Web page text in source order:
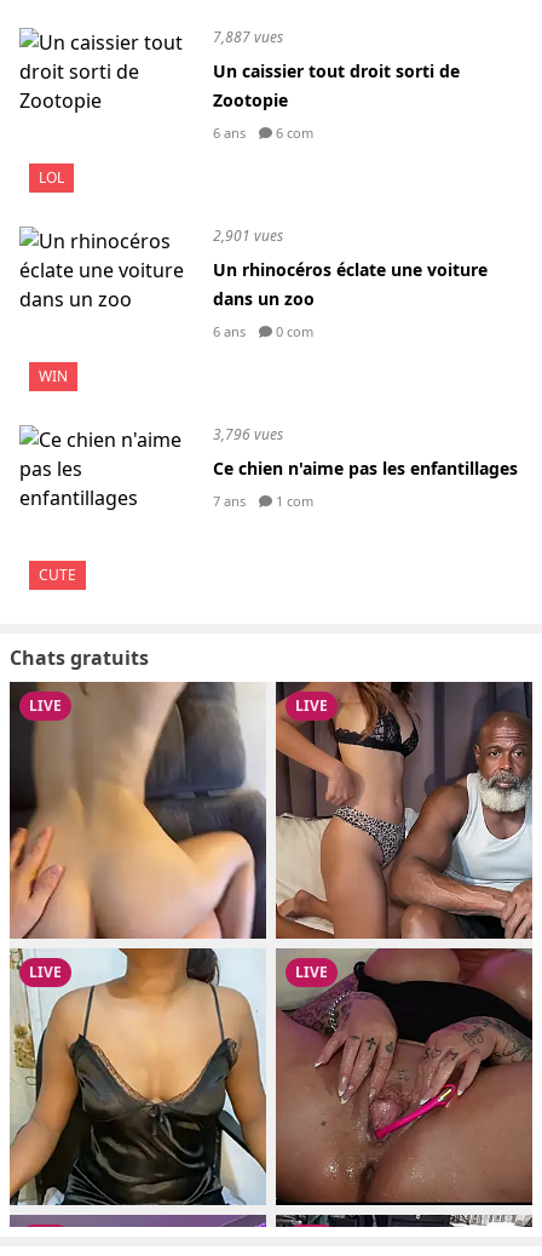
LOL
7,887 vues
Un caissier tout droit sorti de
Zootopie
6 ans 6 com
WIN
2,901 vues
Un rhinocéros éclate une voiture
dans un zoo
6 ans 0 com
CUTE
3,796 vues
Ce chien n'aime pas les enfantillages
7 ans 1 com
Chats gratuits